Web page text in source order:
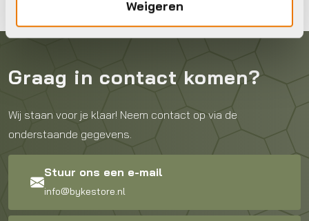
Weigeren
Graag in contact komen?
Wij staan voor je klaar! Neem contact op via de
onderstaande gegevens.
Stuur ons een e-mail
info@bykestore.nl